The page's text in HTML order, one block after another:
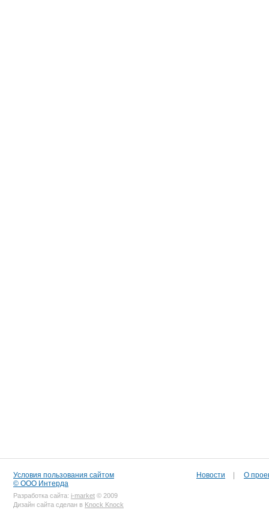
Условия пользования сайтом
© ООО Интерда
Разработка сайта: i-market © 2009
Дизайн сайта сделан в Knock Knock
Новости О